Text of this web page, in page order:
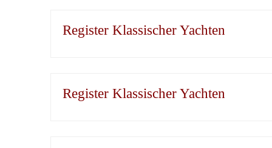
Register Klassischer Yachten
Register Klassischer Yachten